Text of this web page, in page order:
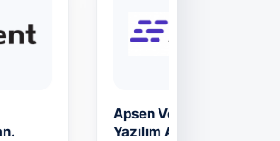
Madenciliği